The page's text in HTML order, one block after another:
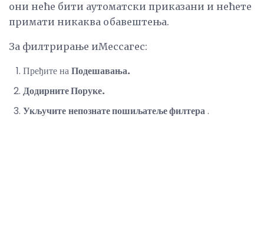
они неће бити аутоматски приказани и нећете
примати никаква обавештења.
За филтрирање иМессагес:
Пређите наПодешавања.
Додирните Поруке.
Укључитенепознате пошиљатеље филтера.